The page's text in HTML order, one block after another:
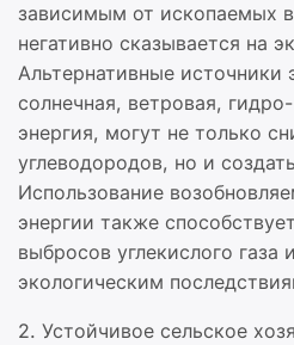
зависимым от ископаемых
негативно сказывается на
Альтернативные источники
солнечная, ветровая,
энергия, могут не только
углеводородов, но и
Использование
энергии также
выбросов углекислого газа
экологическим
2. Устойчивое сельское